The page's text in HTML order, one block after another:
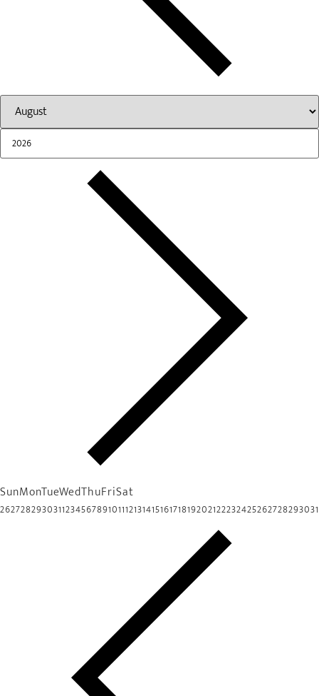
SunMonTueWedThuFriSat
26272829303112345678910111213141516171819202122232425262728293031